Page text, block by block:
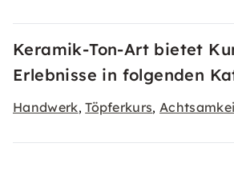
Keramik-Ton-Art bietet
Erlebnisse in folgenden
Handwerk,Töpferkurs,